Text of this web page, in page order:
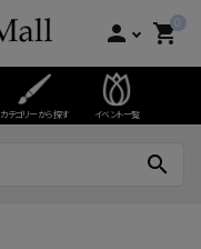
person 0
shopping_cart
カテゴリーから探す イベント一覧
search